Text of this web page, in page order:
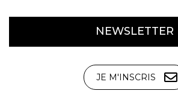
NEWSLETTER
JE M'INSCRIS